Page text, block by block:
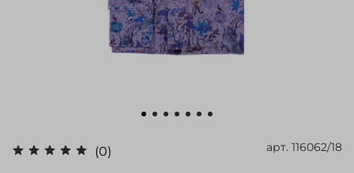
(0) арт. 116062/18